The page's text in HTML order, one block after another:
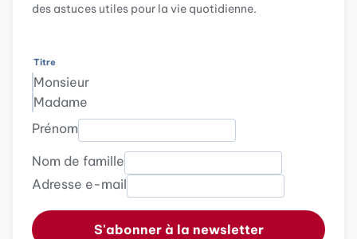
des astuces utiles pour la vie quotidienne.
Titre
Monsieur
Madame
Prénom
Nom de famille
Adresse e-mail
S'abonner à la newsletter